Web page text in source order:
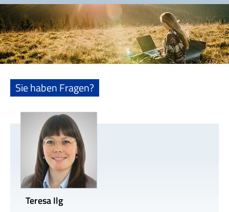
Sie haben Fragen?
Teresa Ilg